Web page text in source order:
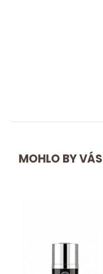
MOHLO BY